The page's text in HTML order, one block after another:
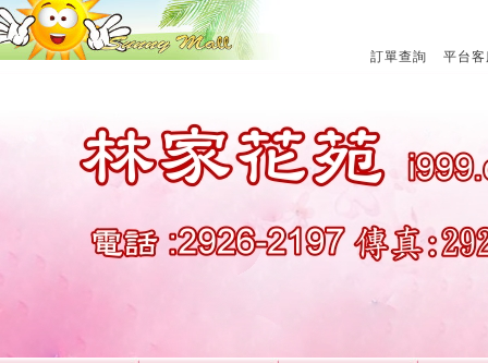
平台客
訂單查詢